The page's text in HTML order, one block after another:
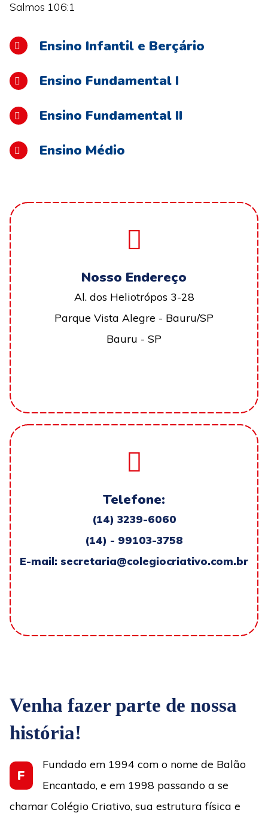
Salmos 106:1
Ensino Infantil e Berçário
Ensino Fundamental I
Ensino Fundamental II
Ensino Médio
Nosso Endereço
Al. dos Heliotrópos 3-28
Parque Vista Alegre - Bauru/SP
Bauru - SP
Telefone:
(14) 3239-6060
(14) - 99103-3758
E-mail: secretaria@colegiocriativo.com.br
Venha fazer parte de nossa
história!
F
Fundado em 1994 com o nome de Balão
Encantado, e em 1998 passando a se
chamar Colégio Criativo, sua estrutura física e